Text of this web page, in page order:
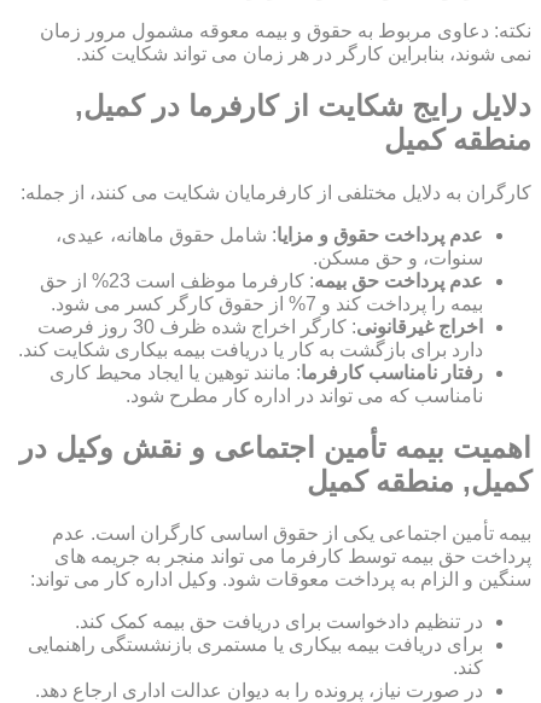
نکته: دعاوی مربوط به حقوق و بیمه معوقه مشمول مرور زمان
نمی شوند، بنابراین کارگر در هر زمان می تواند شکایت کند.
دلایل رایج شکایت از کارفرما در کمیل,
منطقه کمیل
کارگران به دلایل مختلفی از کارفرمایان شکایت می کنند، از جمله:
عدم پرداخت حقوق و مزایا: شامل حقوق ماهانه، عیدی،
سنوات، و حق مسکن.
عدم پرداخت حق بیمه
: کارفرما موظف است 23% از حق
بیمه را پرداخت کند و 7% از حقوق کارگر کسر می شود.
اخراج غیرقانونی
: کارگر اخراج شده ظرف 30 روز فرصت
دارد برای بازگشت به کار یا دریافت بیمه بیکاری شکایت کند.
رفتار نامناسب کارفرما: مانند توهین یا ایجاد محیط کاری
نامناسب که می تواند در اداره کار مطرح شود.
اهمیت بیمه تأمین اجتماعی و نقش وکیل در
کمیل, منطقه کمیل
بیمه تأمین اجتماعی یکی از حقوق اساسی کارگران است. عدم
پرداخت حق بیمه توسط کارفرما می تواند منجر به جریمه های
سنگین و الزام به پرداخت معوقات شود. وکیل اداره کار می تواند:
در تنظیم دادخواست برای دریافت حق بیمه کمک کند.
برای دریافت بیمه بیکاری یا مستمری بازنشستگی راهنمایی
کند.
در صورت نیاز، پرونده را به دیوان عدالت اداری ارجاع دهد.